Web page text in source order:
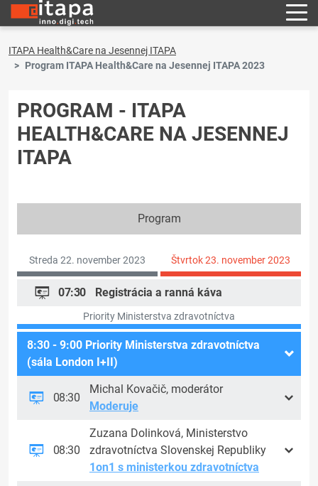
ITAPA Health&Care na Jesennej ITAPA
Program ITAPA Health&Care na Jesennej ITAPA 2023
PROGRAM - ITAPA
HEALTH&CARE NA JESENNEJ
ITAPA
Program
Streda 22. november 2023 Štvrtok 23. november 2023
07:30 Registrácia a ranná káva
Priority Ministerstva zdravotníctva
8:30 - 9:00 Priority Ministerstva zdravotníctva
(sála London I+II)
08:30
Michal Kovačič, moderátor
Moderuje
08:30
Zuzana Dolinková, Ministerstvo
zdravotníctva Slovenskej Republiky
1on1 s ministerkou zdravotníctva